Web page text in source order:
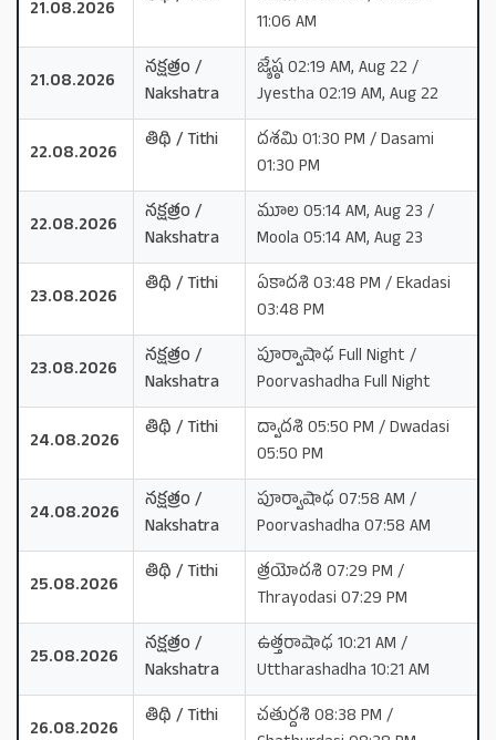
21.08.2026
11:06 AM
21.08.2026
నక్షత్రం /
Nakshatra
జ్యేష్ఠ 02:19 AM, Aug 22 /
Jyestha 02:19 AM, Aug 22
22.08.2026
తిథి / Tithi
దశమి 01:30 PM / Dasami
01:30 PM
22.08.2026
నక్షత్రం /
Nakshatra
మూల 05:14 AM, Aug 23 /
Moola 05:14 AM, Aug 23
23.08.2026
తిథి / Tithi
ఏకాదశి 03:48 PM / Ekadasi
03:48 PM
23.08.2026
నక్షత్రం /
Nakshatra
పూర్వాషాఢ Full Night /
Poorvashadha Full Night
24.08.2026
తిథి / Tithi
ద్వాదశి 05:50 PM / Dwadasi
05:50 PM
24.08.2026
నక్షత్రం /
Nakshatra
పూర్వాషాఢ 07:58 AM /
Poorvashadha 07:58 AM
25.08.2026
తిథి / Tithi
త్రయోదశి 07:29 PM /
Thrayodasi 07:29 PM
25.08.2026
నక్షత్రం /
Nakshatra
ఉత్తరాషాఢ 10:21 AM /
Uttharashadha 10:21 AM
26.08.2026
తిథి / Tithi
చతుర్దశి 08:38 PM /